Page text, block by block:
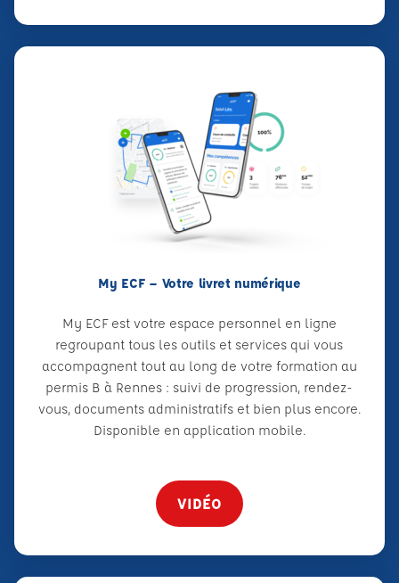
My ECF – Votre livret numérique
My ECF est votre espace personnel en ligne
regroupant tous les outils et services qui vous
accompagnent tout au long de votre formation au
permis B à Rennes : suivi de progression, rendez-
vous, documents administratifs et bien plus encore.
Disponible en application mobile.
VIDÉO